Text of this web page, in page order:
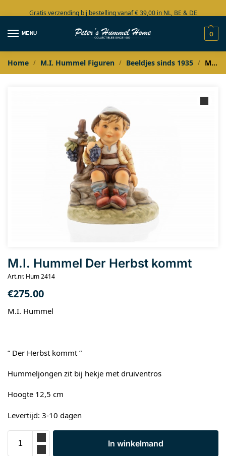
Gratis verzending bij bestelling vanaf € 39,00 in NL, BE & DE
Grote collectie in voorraad
MENU 0
Home / M.I. Hummel Figuren / Beeldjes sinds 1935 / M.I. Hummel Der Herbst kommt
M.I. Hummel Der Herbst kommt
Art.nr. Hum 2414
€275.00
M.I. Hummel
” Der Herbst kommt ”
Hummeljongen zit bij hekje met druiventros
Hoogte 12,5 cm
Levertijd: 3-10 dagen
In winkelmand